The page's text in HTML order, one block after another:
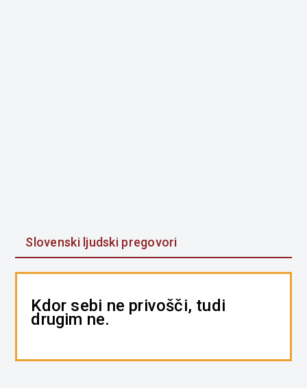
Slovenski ljudski pregovori
Kdor sebi ne privošči, tudi
drugim ne.